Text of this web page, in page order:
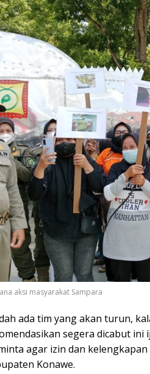
aksi masyarakat Sampara
ada tim yang akan turun,
segera dicabut ini
agar izin dan
Konawe.